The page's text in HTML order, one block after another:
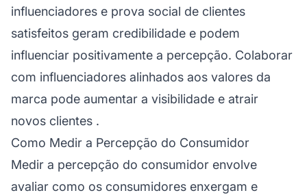
influenciadores e prova social de clientes
satisfeitos geram credibilidade e podem
influenciar positivamente a percepção. Colaborar
com influenciadores alinhados aos valores da
marca pode aumentar a visibilidade e atrair
novos clientes .
Como Medir a Percepção do Consumidor
Medir a percepção do consumidor envolve
avaliar como os consumidores enxergam e